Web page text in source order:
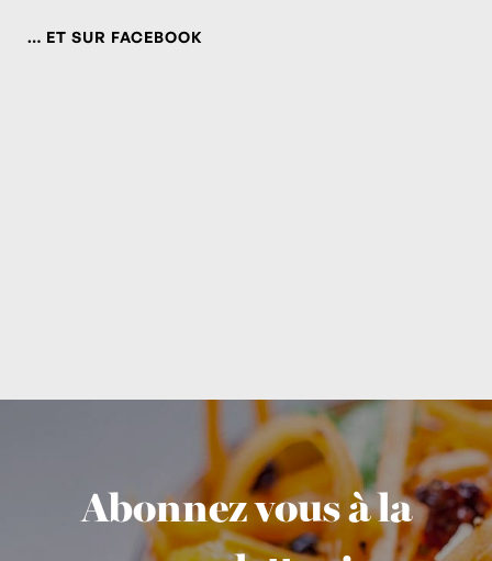
… ET SUR FACEBOOK
Abonnez vous à la